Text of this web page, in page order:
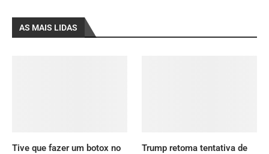
AS MAIS LIDAS
Tive que fazer um botox no
Trump retoma tentativa de